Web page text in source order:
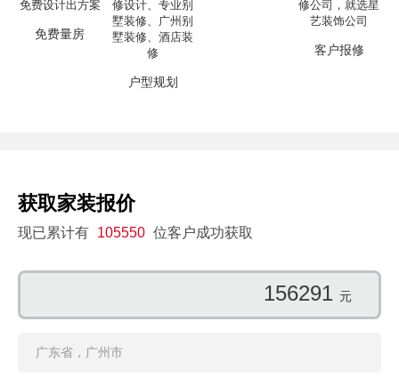
免费量房
户型规划
客户报修
获取家装报价
现已累计有 105550 位客户成功获取
102767 元
广东省，广州市